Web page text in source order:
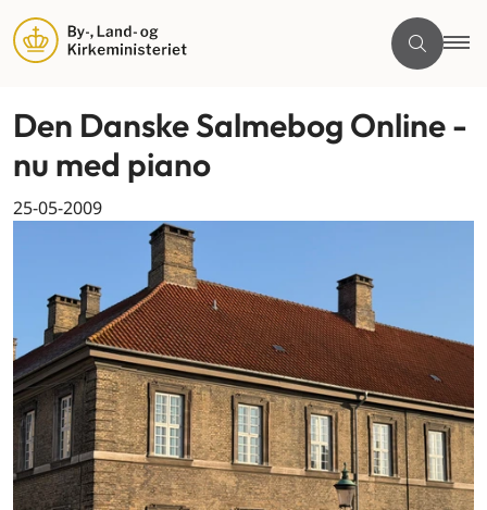
Den Danske Salmebog Online -
nu med piano
25-05-2009